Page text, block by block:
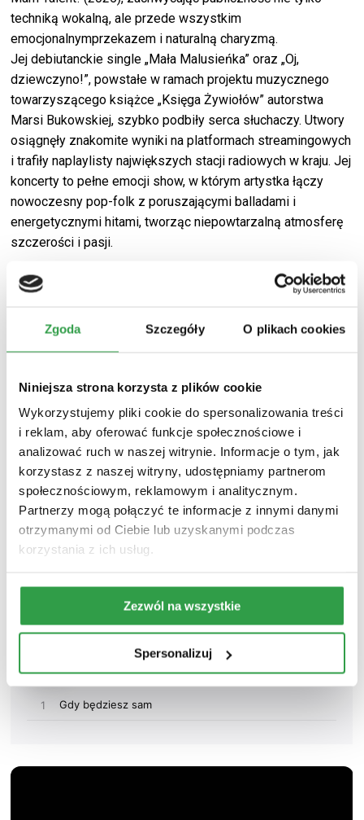
Zgoda Szczegóły O plikach cookies
Niniejsza strona korzysta z plików cookie
Wykorzystujemy pliki cookie do spersonalizowania treści
i reklam, aby oferować funkcje społecznościowe i
analizować ruch w naszej witrynie. Informacje o tym, jak
korzystasz z naszej witryny, udostępniamy partnerom
społecznościowym, reklamowym i analitycznym.
Partnerzy mogą połączyć te informacje z innymi danymi
otrzymanymi od Ciebie lub uzyskanymi podczas
korzystania z ich usług.
Zezwól na wszystkie
Spersonalizuj
techniką wokalną, ale przede wszystkim
emocjonalnymprzekazem i naturalną charyzmą.
Jej debiutanckie single„Mała Malusieńka” oraz„Oj,
dziewczyno!”, powstałe w ramach projektu muzycznego
towarzyszącego książce„Księga Żywiołów” autorstwa
Marsi Bukowskiej, szybko podbiły serca słuchaczy. Utwory
osiągnęły znakomite wyniki na platformach streamingowych
i trafiły naplaylisty największych stacji radiowych w kraju. Jej
koncerty to pełne emocji show, w którym artystka łączy
nowoczesny pop-folk z poruszającymi balladami i
energetycznymi hitami, tworząc niepowtarzalną atmosferę
szczerości i pasji.